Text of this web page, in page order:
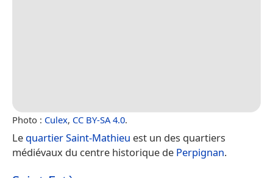
Photo : Culex, CC BY-SA 4.0.
Le quartier Saint-Mathieu est un des quartiers
médiévaux du centre historique de Perpignan.